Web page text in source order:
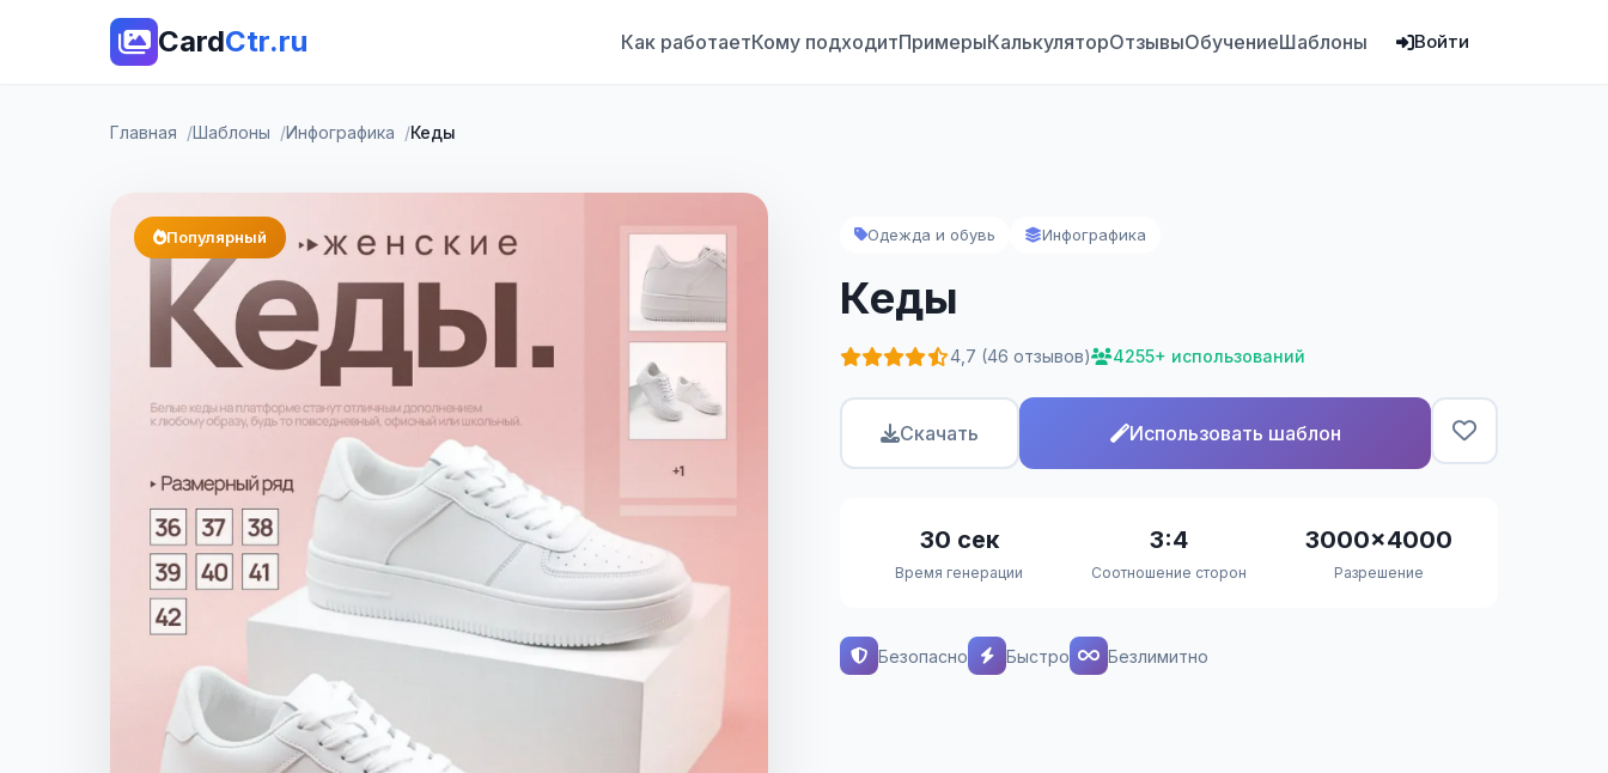
CardCtr.ru Как работаетКому подходитПримерыКалькуляторОтзывыОбучениеШаблоны Войти
Главная Шаблоны Инфографика Кеды
Популярный Одежда и обувь Инфографика
Кеды
4,7 (46 отзывов) 4255+ использований
Скачать Использовать шаблон
30 сек
Время генерации
3:4
Соотношение сторон
3000×4000
Разрешение
Безопасно Быстро Безлимитно